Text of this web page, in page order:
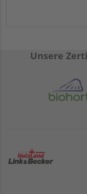
Unsere